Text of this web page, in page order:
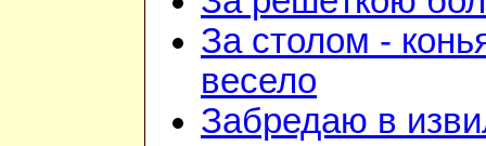
За столом -
весело
Забредаю в